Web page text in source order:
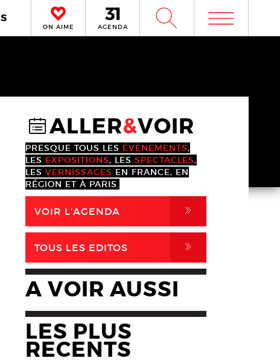
ON AIME AGENDA W m
@ALLER&VOIR
PRESQUE TOUS LES ÉVÈNEMENTS,
LES EXPOSITIONS, LES SPECTACLES,
LES VERNISSAGES EN FRANCE, EN
RÉGION ET À PARIS.
VOIR L'AGENDA ,
TOUS LES EDITOS ,
A VOIR AUSSI
LES PLUS
RECENTS